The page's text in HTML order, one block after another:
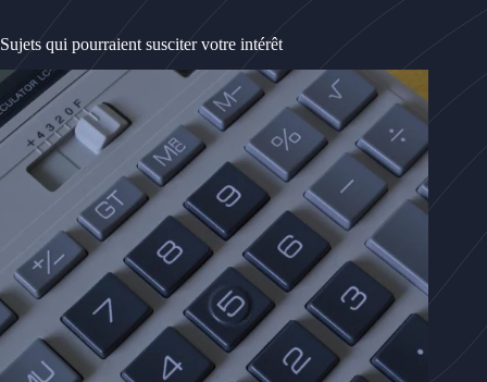
Sujets qui pourraient susciter votre intérêt